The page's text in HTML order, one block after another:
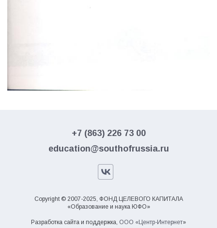
+7 (863) 226 73 00
education@southofrussia.ru
Copyright © 2007-2025, ФОНД ЦЕЛЕВОГО КАПИТАЛА
«Образование и наука ЮФО»
Разработка сайта и поддержка, ООО «Центр-Интернет»